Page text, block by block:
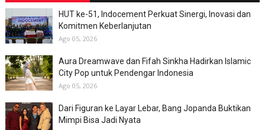
HUT ke-51, Indocement Perkuat Sinergi, Inovasi dan
Komitmen Keberlanjutan
Ago 05, 2026
Aura Dreamwave dan Fifah Sinkha Hadirkan Islamic
City Pop untuk Pendengar Indonesia
Ago 05, 2026
Dari Figuran ke Layar Lebar, Bang Jopanda Buktikan
Mimpi Bisa Jadi Nyata